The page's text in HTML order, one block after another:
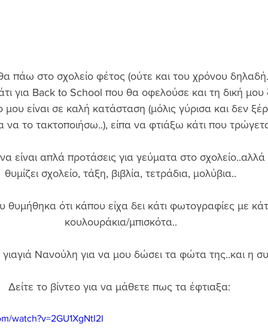
πάω στο σχολείο φέτος (ούτε και του χρόνου
για Back to School που θα οφελούσε και τη δική
μου είναι σε καλή κατάσταση (μόλις γύρισα και δεν
να το τακτοποιήσω..), είπα να φτιάξω κάτι που
είναι απλά προτάσεις για γεύματα στο
θυμίζει σχολείο, τάξη, βιβλία, τετράδια, μολύβια..
θυμήθηκα ότι κάπου είχα δει κάτι φωτογραφίες με
κουλουράκια/μπισκότα..
Νανούλη για να μου δώσει τα φώτα της..και η
Δείτε το βίντεο για να μάθετε πως τα έφτιαξα:
watch?v=2GU1XgNtI2I